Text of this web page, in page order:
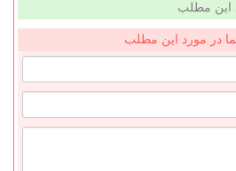
این مطلب
در مورد این مطلب